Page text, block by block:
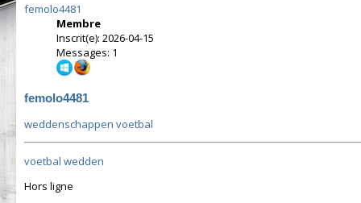
femolo4481
Membre
Inscrit(e): 2026-04-15
Messages: 1
femolo4481
weddenschappen voetbal
voetbal wedden
Hors ligne